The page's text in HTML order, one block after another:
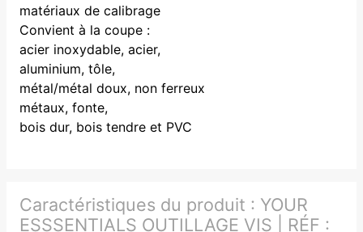
matériaux de calibrage
Convient à la coupe :
acier inoxydable, acier,
aluminium, tôle,
métal/métal doux, non ferreux
métaux, fonte,
bois dur, bois tendre et PVC
Caractéristiques du produit : YOUR
ESSSENTIALS OUTILLAGE VIS | RÉF :